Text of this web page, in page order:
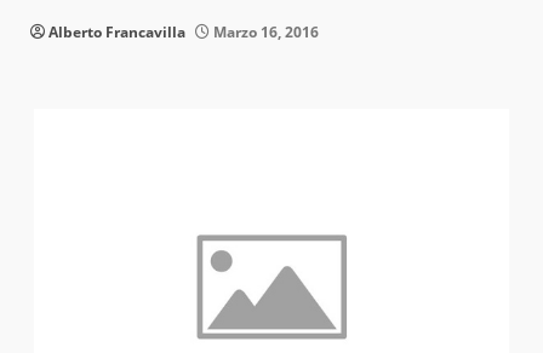
Alberto Francavilla Marzo 16, 2016